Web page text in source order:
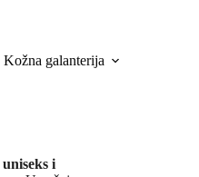
Kožna galanterija
uniseks i